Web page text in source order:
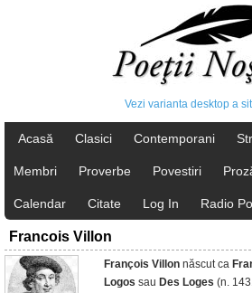
Vezi varianta desktop a
Acasă Clasici Contemporani
Membri Proverbe Povestiri
Calendar Citate Log In Radio
Francois Villon
François Villon născut ca
Logos sau Des Loges (n.